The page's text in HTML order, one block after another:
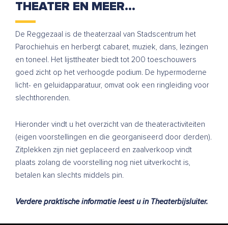
THEATER EN MEER…
De Reggezaal is de theaterzaal van Stadscentrum het
Parochiehuis en herbergt cabaret, muziek, dans, lezingen
en toneel. Het lijsttheater biedt tot 200 toeschouwers
goed zicht op het verhoogde podium. De hypermoderne
licht- en geluidapparatuur, omvat ook een ringleiding voor
slechthorenden.
Hieronder vindt u het overzicht van de theateractiviteiten
(eigen voorstellingen en die georganiseerd door derden).
Zitplekken zijn niet geplaceerd en zaalverkoop vindt
plaats zolang de voorstelling nog niet uitverkocht is,
betalen kan slechts middels pin.
Verdere praktische informatie leest u in Theaterbijsluiter.